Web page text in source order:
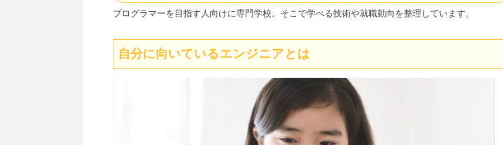
プログラマーを目指す人向けに専門学校。そこで学べる技術や就職動向を整理しています。
自分に向いているエンジニアとは